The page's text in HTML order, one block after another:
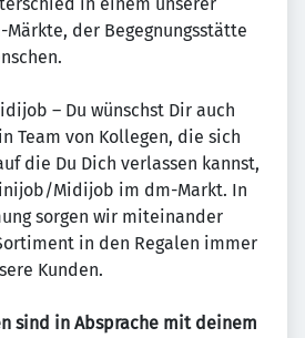
Märkte, der Begegnungsstätte
– Du wünschst Dir auch
Team von Kollegen, die sich
die Du Dich verlassen kannst,
Midijob im dm-Markt. In
sorgen wir miteinander
in den Regalen immer
Kunden.
sind in Absprache mit deinem